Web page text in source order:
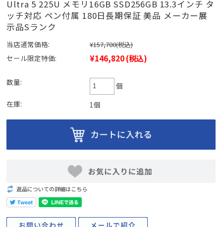
Ultra 5 225U メモリ16GB SSD256GB 13.3インチ タ
ッチ対応 ペン付属 180日長期保証 美品 メーカー展
示品Sランク
当店通常価格: ¥157,700(税込)
セール限定特価: ¥146,820(税込)
数量:
個
在庫:
1個
返品についての詳細はこちら